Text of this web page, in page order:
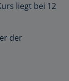
liegt bei 12
der